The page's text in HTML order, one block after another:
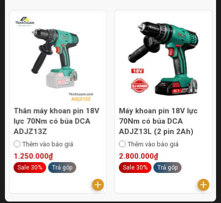
Thân máy khoan pin 18V
lực 70Nm có búa DCA
ADJZ13Z
Thêm vào báo giá
1.250.000₫
Sale 30% Trả góp
Máy khoan pin 18V lực
70Nm có búa DCA
ADJZ13L (2 pin 2Ah)
Thêm vào báo giá
2.800.000₫
Sale 30% Trả góp